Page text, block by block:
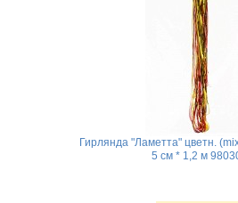
Гирлянда "Ламетта" цветн.
5 см * 1,2 м